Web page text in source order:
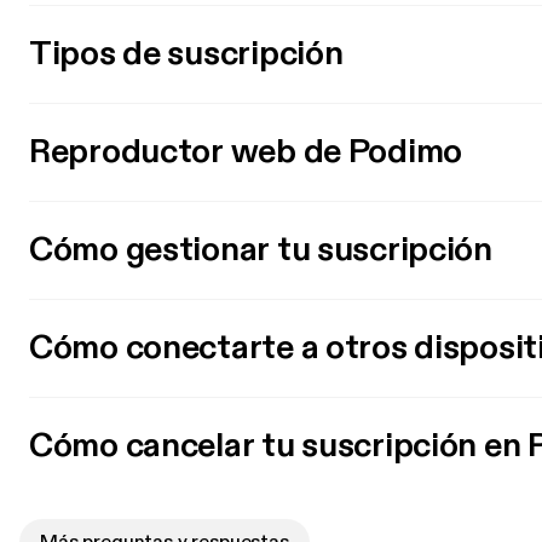
Tipos de suscripción
Reproductor web de Podimo
Cómo gestionar tu suscripción
Cómo conectarte a otros
Cómo cancelar tu suscripción en